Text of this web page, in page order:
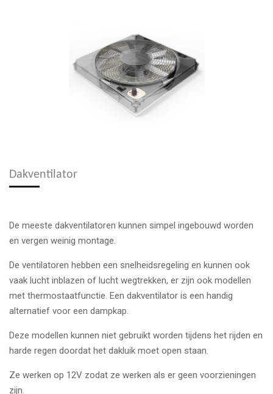
Dakventilator
De meeste dakventilatoren kunnen simpel ingebouwd worden
en vergen weinig montage.
De ventilatoren hebben een snelheidsregeling en kunnen ook
vaak lucht inblazen of lucht wegtrekken, er zijn ook modellen
met thermostaatfunctie. Een dakventilator is een handig
alternatief voor een dampkap.
Deze modellen kunnen niet gebruikt worden tijdens het rijden en
harde regen doordat het dakluik moet open staan.
Ze werken op 12V zodat ze werken als er geen voorzieningen
zijn.